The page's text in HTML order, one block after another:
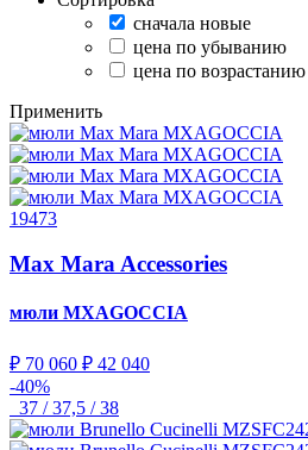
сначала новые
цена по убыванию
цена по возрастанию
Применить
19473
Max Mara Accessories
мюли MXAGOCCIA
₽ 70 060 ₽ 42 040
-40%
37 / 37,5 / 38